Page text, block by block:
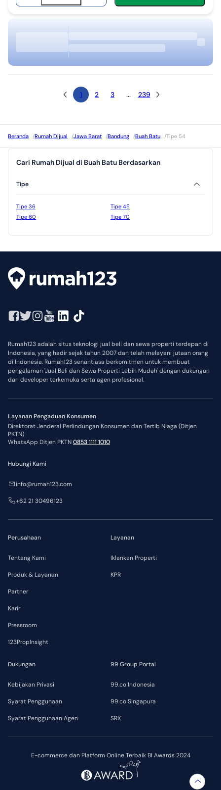
1 2 3 ... 239
Beranda /Rumah Dijual /Jawa Barat /Bandung /Buah Batu /Tipe 54
Cari Rumah Dijual di Buah Batu Berdasarkan
Tipe
Tipe 36
Tipe 45
Tipe 60
Tipe 70
Rumah123 adalah situs teknologi jual beli dan sewa properti terdepan di
Indonesia, yang hadir sejak tahun 2007 dan telah melayani jutaan orang
di Indonesia. Rumah123 senantiasa berkomitmen untuk membuat
pengalaman 'Jual Beli dan Sewa Properti Lebih Mudah' dengan dukungan
dari developer terkemuka serta agen profesional.
Layanan Pengaduan Konsumen
Direktorat Jenderal Perlindungan Konsumen dan Tertib Niaga (Ditjen
PKTN)
WhatsApp Ditjen PKTN0853 1111 1010
E-commerce dan Platform Online Terbaik BI Awards 2024
Perusahaan
Tentang Kami
Produk & Layanan
Partner
Karir
Pressroom
123PropInsight
Layanan
Iklankan Properti
KPR
Dukungan
Kebijakan Privasi
Syarat Penggunaan
Syarat Penggunaan Agen
99 Group Portal
99.co Indonesia
99.co Singapura
SRX
Hubungi Kami
info@rumah123.com
+62 21 30496123